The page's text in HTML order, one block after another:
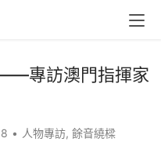
專訪澳門指揮家
• 人物專訪, 餘音繞樑